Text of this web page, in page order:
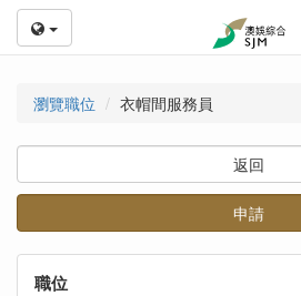
瀏覽職位 衣帽間服務員
返回
申請
職位